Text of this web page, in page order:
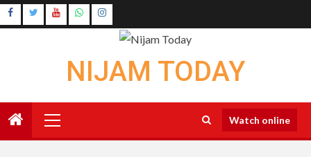
Skip
to
Instagram
NIJAM TODAY
Menu
Watch online